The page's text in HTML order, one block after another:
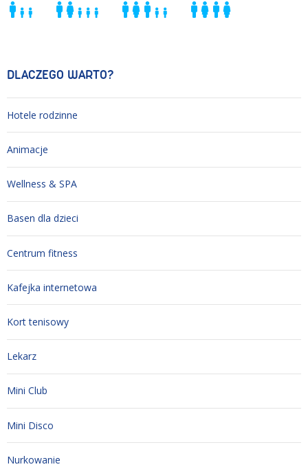
DLACZEGO WARTO?
Hotele rodzinne
Animacje
Wellness & SPA
Basen dla dzieci
Centrum fitness
Kafejka internetowa
Kort tenisowy
Lekarz
Mini Club
Mini Disco
Nurkowanie